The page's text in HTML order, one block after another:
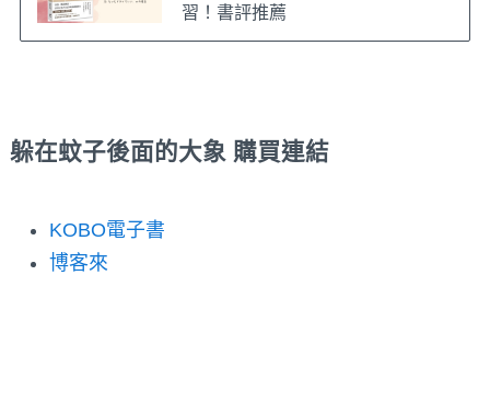
習！書評推薦
躲在蚊子後面的大象購買連結
KOBO電子書
博客來